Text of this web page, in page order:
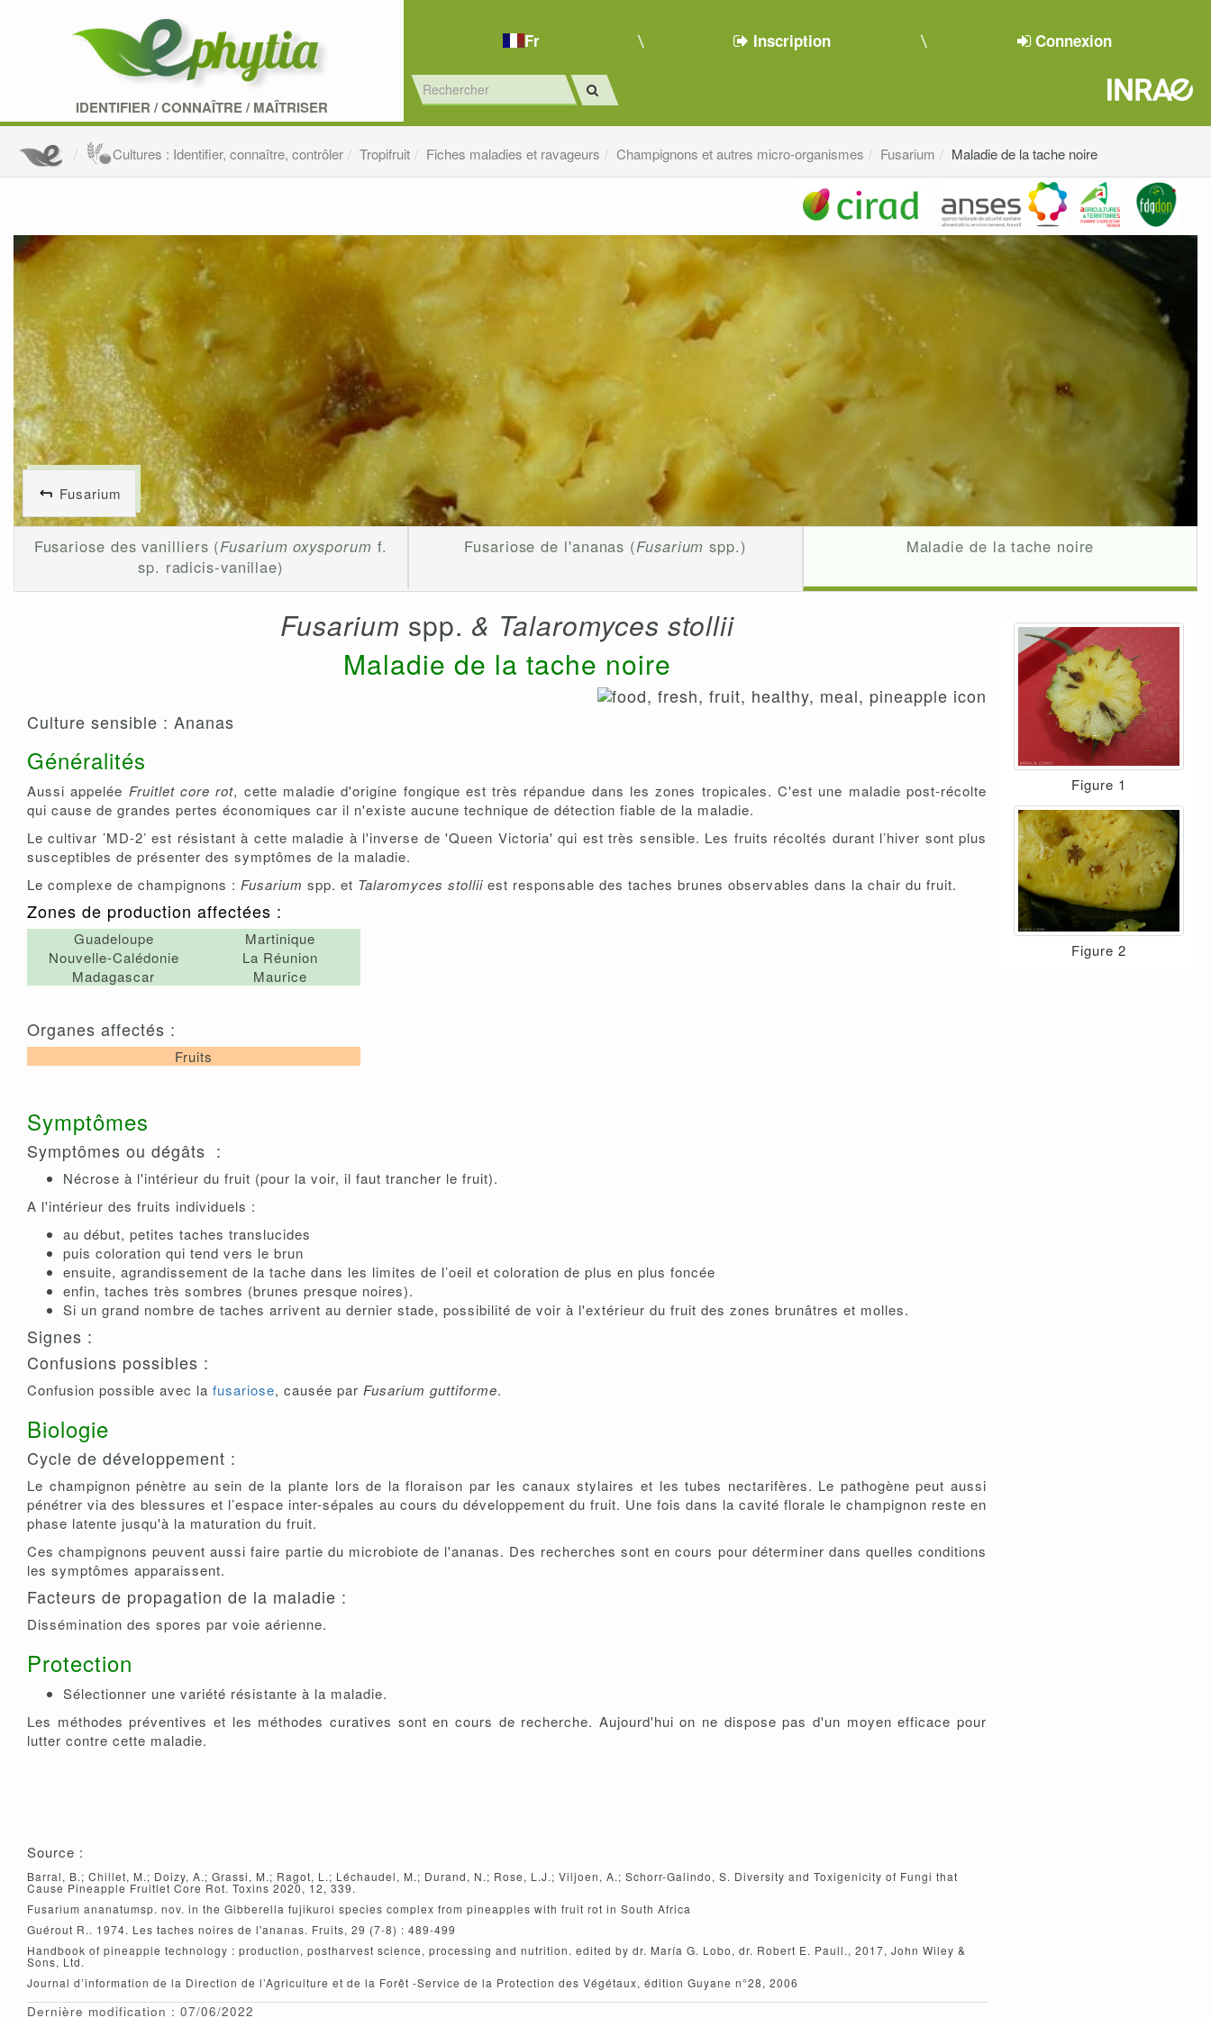
IDENTIFIER /CONNAÎTRE/MAÎTRISER
Fr Inscription Connexion
Cultures : Identifier, connaître, contrôler Tropifruit Fiches maladies et ravageurs Champignons et autres micro-organismes Fusarium Maladie de la tache noire
Fusarium
Fusariose des vanilliers (Fusarium oxysporum f.
sp. radicis-vanillae)
Fusariose de l'ananas (Fusarium spp.) Maladie de la tache noire
Fusarium spp. & Talaromyces stollii
Maladie de la tache noire
Culture sensible : Ananas
Généralités
Aussi appelée Fruitlet core rot, cette maladie d'origine fongique est très répandue dans les zones tropicales. C'est une maladie post-récolte
qui cause de grandes pertes économiques car il n'existe aucune technique de détection fiable de la maladie.
Le cultivar ’MD-2’ est résistant à cette maladie à l'inverse de 'Queen Victoria' qui est très sensible. Les fruits récoltés durant l’hiver sont plus
susceptibles de présenter des symptômes de la maladie.
Le complexe de champignons : Fusarium spp. et Talaromyces stollii est responsable des taches brunes observables dans la chair du fruit.
Zones de production affectées :
Guadeloupe
Martinique
Nouvelle-Calédonie
La Réunion
Madagascar
Maurice
Organes affectés :
Fruits
Symptômes
Symptômes ou dégâts :
Nécrose à l'intérieur du fruit (pour la voir, il faut trancher le fruit).
A l'intérieur des fruits individuels :
au début, petites taches translucides
puis coloration qui tend vers le brun
ensuite, agrandissement de la tache dans les limites de l’oeil et coloration de plus en plus foncée
enfin, taches très sombres (brunes presque noires).
Si un grand nombre de taches arrivent au dernier stade, possibilité de voir à l'extérieur du fruit des zones brunâtres et molles.
Signes :
Confusions possibles :
Confusion possible avec la fusariose, causée par Fusarium guttiforme.
Biologie
Cycle de développement :
Le champignon pénètre au sein de la plante lors de la floraison par les canaux stylaires et les tubes nectarifères. Le pathogène peut aussi
pénétrer via des blessures et l’espace inter-sépales au cours du développement du fruit. Une fois dans la cavité florale le champignon reste en
phase latente jusqu'à la maturation du fruit.
Ces champignons peuvent aussi faire partie du microbiote de l'ananas. Des recherches sont en cours pour déterminer dans quelles conditions
les symptômes apparaissent.
Facteurs de propagation de la maladie :
Dissémination des spores par voie aérienne.
Protection
Sélectionner une variété résistante à la maladie.
Les méthodes préventives et les méthodes curatives sont en cours de recherche. Aujourd'hui on ne dispose pas d'un moyen efficace pour
lutter contre cette maladie.
Source :
Barral, B.; Chillet, M.; Doizy, A.; Grassi, M.; Ragot, L.; Léchaudel, M.; Durand, N.; Rose, L.J.; Viljoen, A.; Schorr-Galindo, S. Diversity and Toxigenicity of Fungi that
Cause Pineapple Fruitlet Core Rot. Toxins 2020, 12, 339.
Fusarium ananatumsp. nov. in the Gibberella fujikuroi species complex from pineapples with fruit rot in South Africa
Guérout R.. 1974. Les taches noires de l'ananas. Fruits, 29 (7-8) : 489-499
Handbook of pineapple technology : production, postharvest science, processing and nutrition. edited by dr. María G. Lobo, dr. Robert E. Paull., 2017, John Wiley &
Sons, Ltd.
Journal d’information de la Direction de l’Agriculture et de la Forêt -Service de la Protection des Végétaux, édition Guyane n°28, 2006
Dernière modification : 07/06/2022
Figure 1
Figure 2